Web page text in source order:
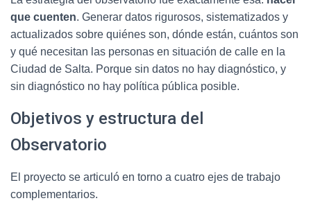
que cuenten. Generar datos rigurosos, sistematizados y
actualizados sobre quiénes son, dónde están, cuántos son
y qué necesitan las personas en situación de calle en la
Ciudad de Salta. Porque sin datos no hay diagnóstico, y
sin diagnóstico no hay política pública posible.
Objetivos y estructura del
Observatorio
El proyecto se articuló en torno a cuatro ejes de trabajo
complementarios.